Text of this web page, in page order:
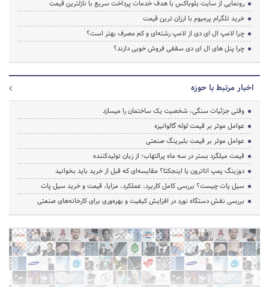
رونمایی از سایت بلوباکس با هدف خدمات پرداخت سریع با نازلترین قیمت
خرید تلگرام پرمیوم با ارزان ترین قیمت
چرا لامپ ال ای دی از لامپ رشته‌ای و کم مصرف بهتر است؟
چرا پنل های ال ای دی سقفی فروش خوبی دارند؟
اخبار مرتبط با حوزه
وقتی جزئیات سنگی، شخصیت یک ساختمان را میسازد
عوامل موثر بر قیمت لوله گالوانیزه
عوامل موثر بر قیمت بلبرینگ صنعتی
قیمت میلگرد بستر در سه ماه پرالتهاب؛ از زبان تولیدکننده
دوزینگ پمپ اتاترون یا اینجکتا؟ مقایسه‌ای که قبل از خرید باید بخوانید
سیل پات چیست؟ بررسی کامل کاربرد، عملکرد، مزایا، قیمت و خرید سیل پات
بررسی نقش دستگاه نورد در افزایش کیفیت و بهره‌وری برای کارخانه‌های صنعتی